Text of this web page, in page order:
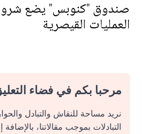
صندوق "كنوبس" يضع
العمليات القيصرية
مرحبا بكم في فضاء
نريد مساحة للنقاش والتبادل
التبادلات بموجب مقالاتنا،